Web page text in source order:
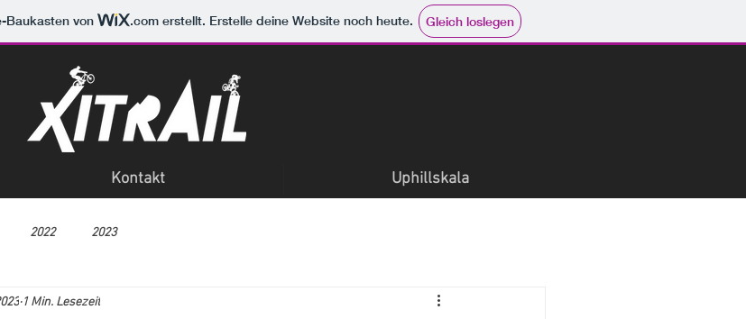
Baukasten von .com erstellt. Erstelle deine Website noch heute. Gleich loslegen
Kontakt Uphillskala
2022 2023
1 Min. Lesezeit